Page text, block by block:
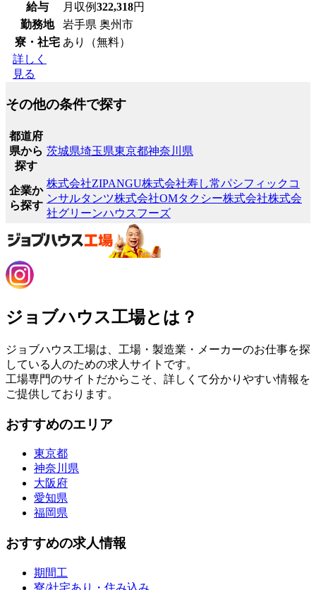
給与
月収例322,318円
勤務地
岩手県 奥州市
寮・社宅 あり（無料）
詳しく
見る
その他の条件で探す
都道府
県から
探す
茨城県埼玉県東京都神奈川県
企業か
ら探す
株式会社ZIPANGU株式会社寿し常パシフィックコ
ンサルタンツ株式会社OMタクシー株式会社株式会
社グリーンハウスフーズ
ジョブハウス工場とは？
ジョブハウス工場は、工場・製造業・メーカーのお仕事を探
している人のための求人サイトです。
工場専門のサイトだからこそ、詳しくて分かりやすい情報を
ご提供しております。
おすすめのエリア
東京都
神奈川県
大阪府
愛知県
福岡県
おすすめの求人情報
期間工
寮/社宅あり・住み込み